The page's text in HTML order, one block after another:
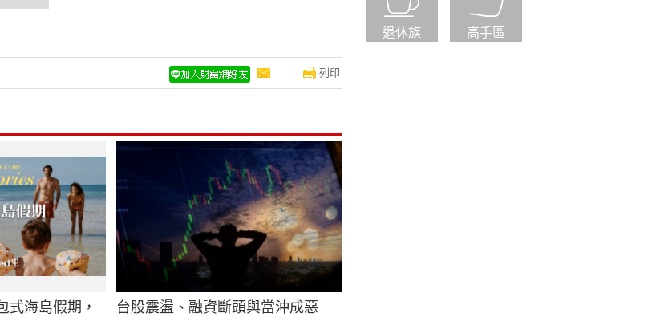
列印
式海島假期， 台股震盪、融資斷頭與當沖成惡
退休族 高手區